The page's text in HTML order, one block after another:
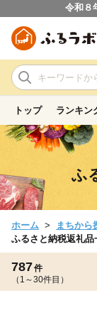
令和８
トップ ランキン
ふ
ホーム まちから
ふるさと納税返礼品
787件
（1～30件目）